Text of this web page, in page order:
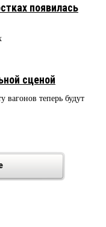
появилась
сценой
теперь будут